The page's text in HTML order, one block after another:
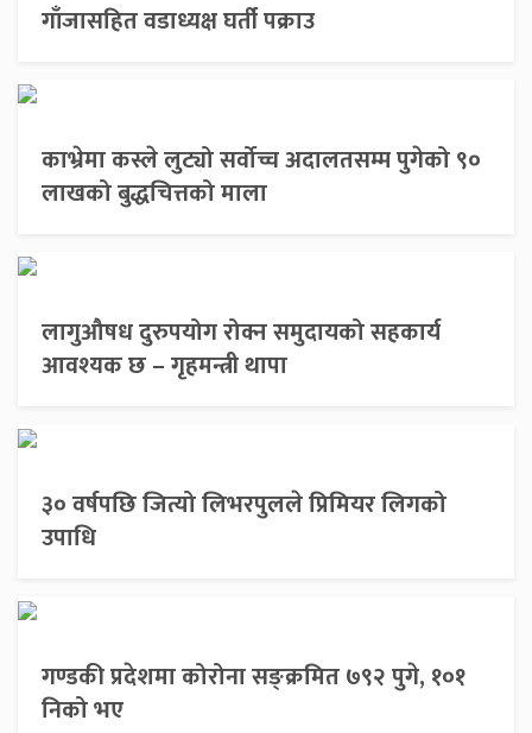
गाँजासहित वडाध्यक्ष घर्ती पक्राउ
काभ्रेमा कस्ले लुट्यो सर्वोच्च अदालतसम्म पुगेको ९०
लाखको बुद्धचित्तको माला
लागुऔषध दुरुपयोग रोक्न समुदायको सहकार्य
आवश्यक छ – गृहमन्त्री थापा
३० वर्षपछि जित्यो लिभरपुलले प्रिमियर लिगको
उपाधि
गण्डकी प्रदेशमा कोरोना सङ्क्रमित ७९२ पुगे, १०१
निको भए